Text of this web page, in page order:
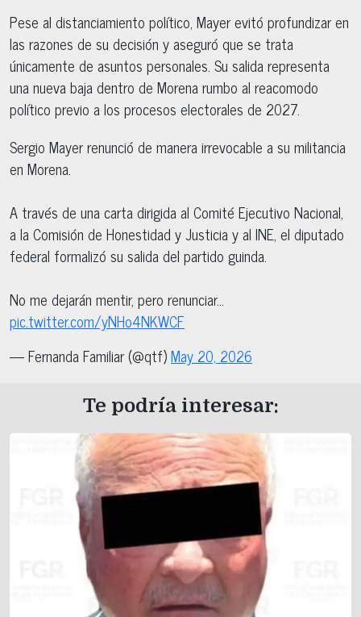
Pese al distanciamiento político, Mayer evitó profundizar en
las razones de su decisión y aseguró que se trata
únicamente de asuntos personales. Su salida representa
una nueva baja dentro de Morena rumbo al reacomodo
político previo a los procesos electorales de 2027.
Sergio Mayer renunció de manera irrevocable a su militancia
en Morena.
A través de una carta dirigida al Comité Ejecutivo Nacional,
a la Comisión de Honestidad y Justicia y al INE, el diputado
federal formalizó su salida del partido guinda.
No me dejarán mentir, pero renunciar…
pic.twitter.com/yNHo4NKWCF
— Fernanda Familiar (@qtf)May 20, 2026
Te podría interesar: